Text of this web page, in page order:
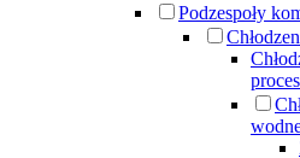
Podzespoły